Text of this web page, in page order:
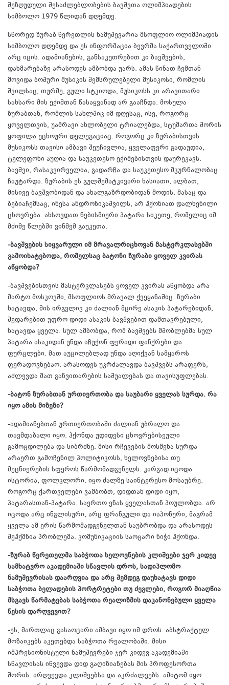
შეზღუდული შესაძლებლობების ბავშვთა ოლიმპიადების
სიმბოლო 1979 წლიდან დღემდე.
სწორედ ზურაბ წერეთლის ნამუშევარია მსოფლიო ოლიმპიადის
სიმბოლო დღემდე და ეს ინფორმაცია ბევრმა საქართველოში
არც იცის. ადამიანების, განსაკუთრებით კი ბავშვების,
დახმარებაზე არასოდეს ამბობდა უარს. ამას წინათ ჩემთან
მოვიდა ბოშური მუსიკის შემსრულებელი მუსიკოსი, რომლის
შვილსაც, თურმე, გული სტკიოდა, მუსიკოსს კი არავითარი
სახსარი მის ექიმთან წასაყვანად არ გააჩნდა. მოსულა
ზურაბთან, რომლის სახლშიც იმ დღესაც, ისე, როგორც
ყოველთვის, უამრავი ახლობელი ტრიალებდა, სტუმართა შორის
ყოფილა უცხოური დელეგაციაც. როგორც კი ზურაბისთვის
მუსიკოსს თავისი ამბავი შეუჩივლია, ყველაფერი გადაუდია,
ტელეფონი აუღია და საუკეთესო ექიმებისთვის დაურეკავს.
ბავშვი, რასაკვირველია, გადარჩა და საუკეთესო მკურნალობაც
ჩაუტარდა. ზურაბის ეს გულშემატკივარი ხასიათი, ალბათ,
მისივე ბავშვობიდან და ახალგაზრდობიდან მოდის. მასაც და
ბებიაჩემსაც, ინესა ანდრონიკაშვილს, არ ჰქონიათ დალხენილი
ცხოვრება. ახსოვდათ ნებისმიერი პატარა სიკეთე, რომელიც იმ
მძიმე წლებში ვინმემ გაუკეთა.
-ბავშვების სიყვარული იმ მრავალრიცხოვან მასტერკლასებში
გამოიხატებოდა, რომელსაც ბატონი ზურაბი ყოველ კვირას
აწყობდა?
-ბავშვებისთვის მასტერკლასებს ყოველ კვირას აწყობდა არა
მარტო მოსკოვში, მსოფლიოს მრავალ ქვეყანაშიც. ზურაბი
ხატავდა, მის ირგვლივ კი ძალიან მცირე ასაკის პატარებიდან,
შედარებით უფრო დიდი ასაკის ბავშვებით დამთავრებული,
ხატავდა ყველა. სულ ამბობდა, რომ ბავშვებს მშობლებმა სულ
პატარა ასაკიდან უნდა აჩუქონ ფერადი ფანქრები და
ფურცლები. მათ აუცილებლად უნდა აღიქვან სამყაროს
ფერადოვნებაო. არასოდეს უკრძალავდა ბავშვებს არაფერს,
აძლევდა მათ განვითარების საშუალებას და თავისუფლებას.
-ბატონ ზურაბთან ურთიერთობა და საუბარი ყველას სურდა. რა
იყო ამის მიზეზი?
-ადამიანებთან ურთიერთობაში ძალიან უბრალო და
თავმდაბალი იყო. ჰქონდა უდიდესი ცხოვრებისეული
გამოცდილება და სიბრძნე. მისი რჩევების მოსმენა სურდა
არაერთ გამოჩენილ პოლიტიკოსს, ხელოვნებისა თუ
მეცნიერების სფეროს წარმომადგენელს. კარგად იცოდა
ისტორია, ფოლკლორი. იყო ძალზე საინტერესო მოსაუბრე.
როგორც ქართველები ვამბობთ, დიდთან დიდი იყო,
პატარასთან-პატარა. საერთო ენას ყველასთან პოულობდა. არ
იცოდა არც ინგლისური, არც ფრანგული და იაპონური, მაგრამ
ყველა ამ ერის წარმომადგენელთან საუბრობდა და არასოდეს
შეჰქმნია პრობლემა. კომუნიკაციის საოცარი ნიჭი ჰქონდა.
-ზურაბ წერეთელმა საბჭოთა ხელოვნების კლიშეები ჯერ კიდევ
სამხატვრო აკადემიაში სწავლის დროს, სადიპლომო
ნამუშევრისას დაარღვია და არც შემდეგ დაუხატავს დიდი
საბჭოთა ბელადების პორტრეტები თუ ძეგლები, როგორ მიაღწია
მსგავს წარმატებას საბჭოთა რეალიზმის დაკანონებული ყველა
წესის დარღვევით?
-ეს, მართლაც გასაოცარი ამბავი იყო იმ დროს. აბსტრაქტულ
მოზაიკებს აკეთებდა საბჭოთა რეალობაში. მისი
იმპრესიონისტული ნამუშევრები ჯერ კიდევ აკადემიაში
სწავლისას იწვევდა დიდ გაღიზიანებას მის პროფესორთა
შორის. არღვევდა კლიშეებსა და აკრძალვებს. ამიტომ იყო